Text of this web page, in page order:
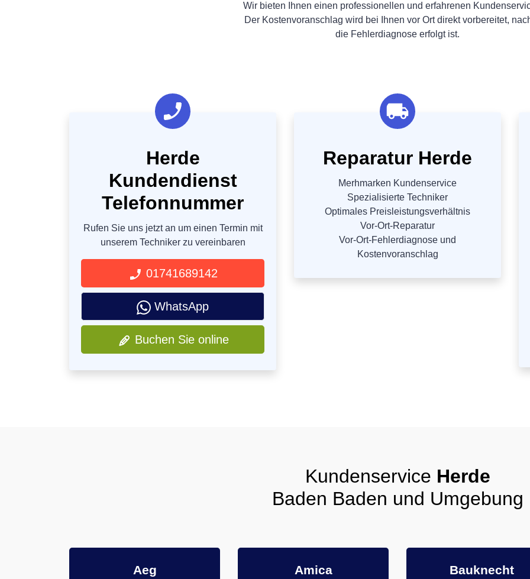
Wir bieten Ihnen einen professionellen und erfahrenen
Der Kostenvoranschlag wird bei Ihnen vor Ort direkt vorbereitet,
die Fehlerdiagnose erfolgt ist.
Herde
Kundendienst
Telefonnummer
Rufen Sie uns jetzt an um einen Termin mit
unserem Techniker zu vereinbaren
01741689142
WhatsApp
Buchen Sie online
Reparatur Herde
Merhmarken Kundenservice
Spezialisierte Techniker
Optimales Preisleistungsverhältnis
Vor-Ort-Reparatur
Vor-Ort-Fehlerdiagnose und
Kostenvoranschlag
Kundenservice Herde
Baden Baden und Umgebung
Aeg Amica Bauknecht